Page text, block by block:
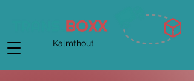
Kalmthout